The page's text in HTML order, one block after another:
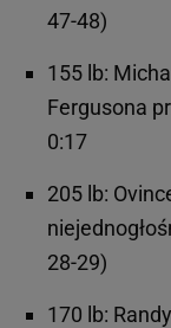
47-48)
155 lb:
Fergusona
0:17
205 lb:
28-29)
170 lb: